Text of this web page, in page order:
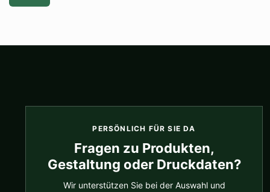
PERSÖNLICH FÜR SIE DA
Fragen zu Produkten,
Gestaltung oder Druckdaten?
Wir unterstützen Sie bei der Auswahl und